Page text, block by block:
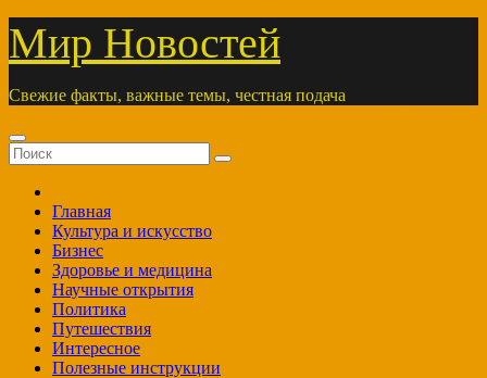
Перейти
содержимому
Мир Новостей
Свежие факты, важные темы, честная подача
Главная
Культура и искусство
Бизнес
Здоровье и медицина
Научные открытия
Политика
Путешествия
Интересное
Полезные инструкции